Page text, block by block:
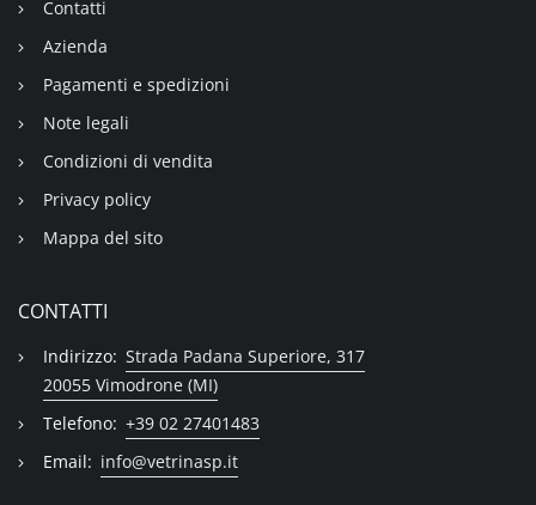
Contatti
Azienda
Pagamenti e spedizioni
Note legali
Condizioni di vendita
Privacy policy
Mappa del sito
CONTATTI
Indirizzo: Strada Padana Superiore, 317
20055 Vimodrone (MI)
Telefono: +39 02 27401483
Email: info@vetrinasp.it